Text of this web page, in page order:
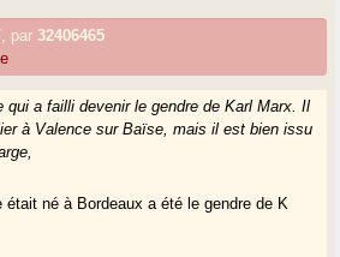
par32406465
qui a failli devenir le gendre de Karl Marx. Il
à Valence sur Baïse, mais il est bien issu
était né à Bordeaux a été le gendre de K